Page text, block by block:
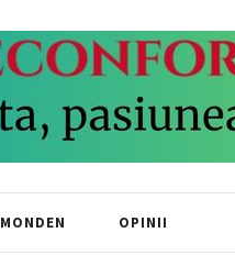
MONDEN OPINII